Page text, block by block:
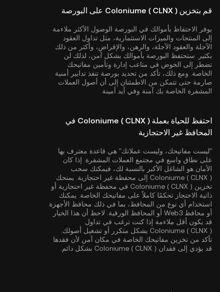
قم بتخزين Coloniume ( CLNX ) على البورصة
يوفر الاحتفاظ بأموالك في البورصة الوصول الأكثر ملاءمة
إلى المنتجات والميزات الاستثمارية، مثل تداول العقود
الآجلة والعقود الآجلة، والرهن، والإقراض، وأكثر من ذلك
بكثير. ستحتفظ البورصة بأموالك بشكل آمن، لذلك لن
تضطر إلى الخوض في متاعب إدارة وتأمين مفاتيحك
الخاصة. ومع ذلك، تأكد من تحديد بورصة تنفذ تدابير أمنية
صارمة حتى تتمكن من الاطمئنان إلى أن أصول العملات
المشفرة الخاصة بك آمنة وفي أيد أمينة.
احتفظ للحياة بعملة Coloniume ( CLNX ) في
المحافظ غير الاحتجازية
"ليست مفاتيحك، وليست عملاتك" هي قاعدة معترف بها
على نطاق واسع في مجتمع العملات المشفرة. إذا كان
الأمان هو الشاغل الأكبر بالنسبة لك، فيمكنك سحب
Coloniume ( CLNX ) إلى محفظة غير احتجازية. يمنحك
تخزين Coloniume ( CLNX ) في محفظة غير احتجازية أو
ذاتية الاحتجاز تحكمًا كاملاً على مفاتيحك الخاصة. يمكنك
استخدام أي نوع من المحافظ، بما في ذلك محافظ الأجهزة
أو محافظ Web3 أو المحافظ الورقية. لاحظ أن هذا الخيار
قد يكون أقل ملاءمة إذا كنت ترغب في تداول
Coloniume ( CLNX ) بشكل متكرر أو تشغيل أصولك.
تأكد من تخزين مفاتيحك الخاصة في مكان آمن لأن فقدها
قد يؤدي إلى فقدان Coloniume ( CLNX ) بشكل دائم.